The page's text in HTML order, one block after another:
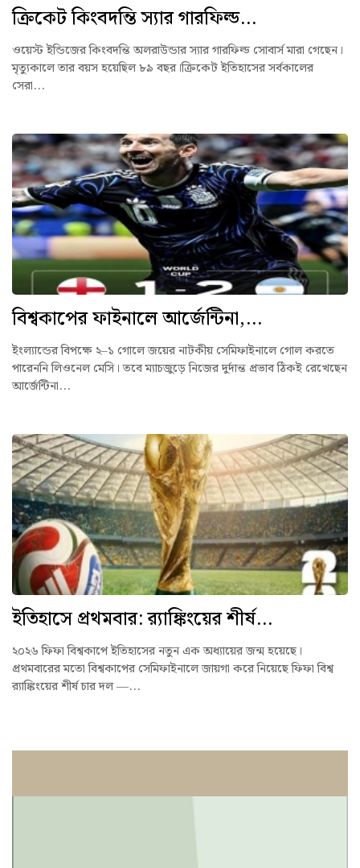
ক্রিকেট কিংবদন্তি স্যার গারফিল্ড...
ওয়েস্ট ইন্ডিজের কিংবদন্তি অলরাউন্ডার স্যার গারফিল্ড সোবার্স মারা গেছেন।
মৃত্যুকালে তার বয়স হয়েছিল ৮৯ বছর।ক্রিকেট ইতিহাসের সর্বকালের
সেরা...
বিশ্বকাপের ফাইনালে আর্জেন্টিনা,...
ইংল্যান্ডের বিপক্ষে ২–১ গোলে জয়ের নাটকীয় সেমিফাইনালে গোল করতে
পারেননি লিওনেল মেসি। তবে ম্যাচজুড়ে নিজের দুর্দান্ত প্রভাব ঠিকই রেখেছেন
আর্জেন্টিনা...
ইতিহাসে প্রথমবার: র‍্যাঙ্কিংয়ের শীর্ষ...
২০২৬ ফিফা বিশ্বকাপে ইতিহাসের নতুন এক অধ্যায়ের জন্ম হয়েছে।
প্রথমবারের মতো বিশ্বকাপের সেমিফাইনালে জায়গা করে নিয়েছে ফিফা বিশ্ব
র‍্যাঙ্কিংয়ের শীর্ষ চার দল —...